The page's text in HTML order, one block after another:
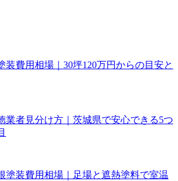
装費用相場｜30坪120万円からの目安と
業者見分け方｜茨城県で安心できる5つ
塗装費用相場｜足場と遮熱塗料で室温